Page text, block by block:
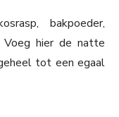
bakpoeder,
Voeg hier de natte
tot een egaal